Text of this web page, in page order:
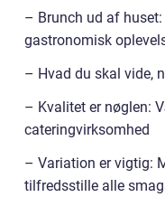
– Brunch ud af
gastronomisk
– Hvad du skal vide,
– Kvalitet er nøglen:
cateringvirksomhed
– Variation er vigtig:
tilfredsstille alle